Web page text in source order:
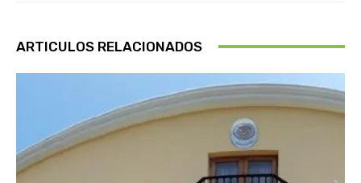
ARTICULOS RELACIONADOS